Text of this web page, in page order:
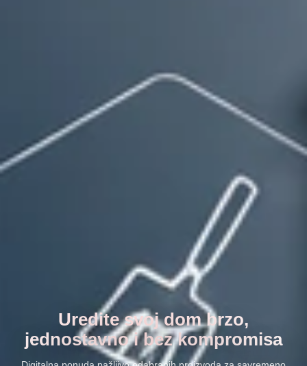
Uredite svoj dom brzo,
jednostavno i bez kompromisa